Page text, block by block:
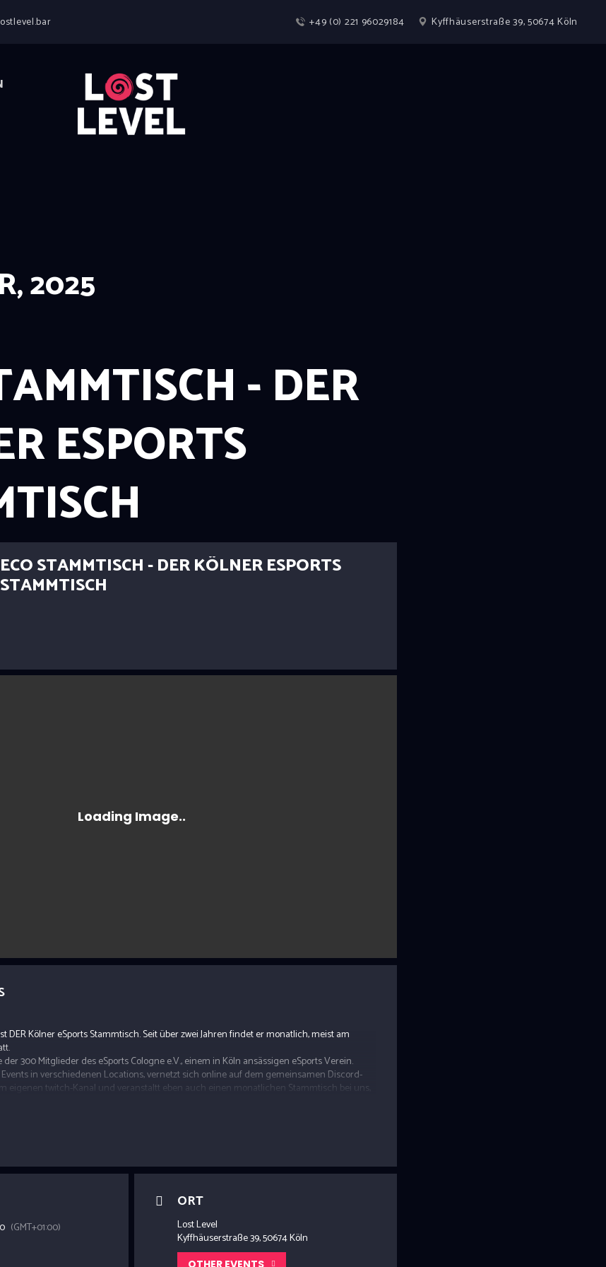
+49 (0) 221 96029184 Kyffhäuserstraße 39, 50674 Köln
2025
- DER
ESPORTS
ECO STAMMTISCH - DER KÖLNER ESPORTS
STAMMTISCH
DER Kölner eSports Stammtisch. Seit über zwei Jahren findet er monatlich, meist am
300 Mitglieder des eSports Cologne e.V., einem in Köln ansässigen eSports Verein.
in verschiedenen Locations, vernetzt sich online auf dem gemeinsamen Discord-
eigenen twitch-Kanal und veranstaltt eben auch einen monatlichen Stammtisch bei uns,
(GMT+01:00)
ORT
Lost Level
Kyffhäuserstraße 39, 50674 Köln